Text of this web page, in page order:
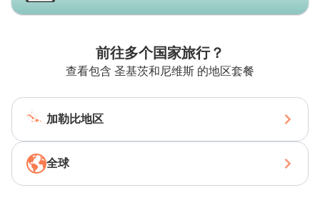
前往多个国家旅行？
查看包含 圣基茨和尼维斯 的地区套餐
加勒比地区
全球